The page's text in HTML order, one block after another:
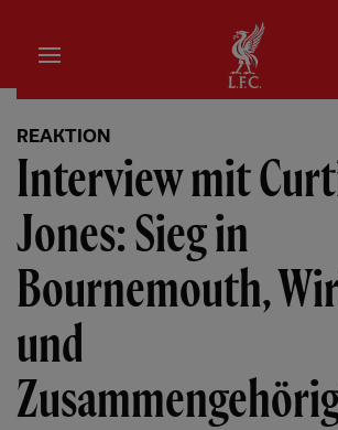
Startseite
REAKTION
Interview mit
Jones: Sieg in
Bournemouth,
und